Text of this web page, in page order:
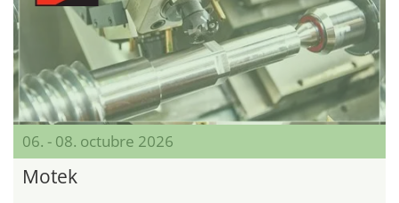
06. - 08. octubre 2026
Motek